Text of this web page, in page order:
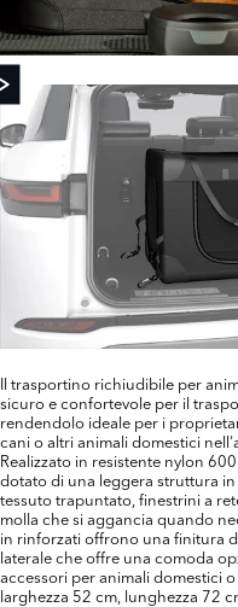
Il trasportino richiudibile per
sicuro e confortevole per il
rendendolo ideale per i
cani o altri animali domestici
Realizzato in resistente nylon
dotato di una leggera struttura
tessuto trapuntato, finestrini a
molla che si aggancia quando
in rinforzati offrono una finitura
laterale che offre una comoda
accessori per animali domestici
larghezza 52 cm, lunghezza 72